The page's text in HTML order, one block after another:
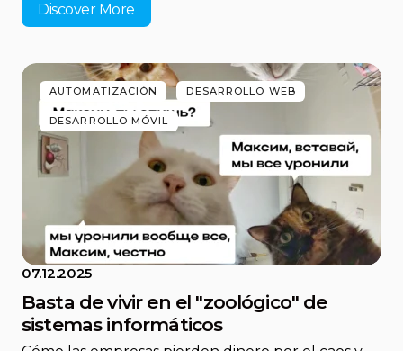
Discover More
AUTOMATIZACIÓN DESARROLLO WEB
DESARROLLO MÓVIL
07.12.2025
Basta de vivir en el "zoológico" de
sistemas informáticos